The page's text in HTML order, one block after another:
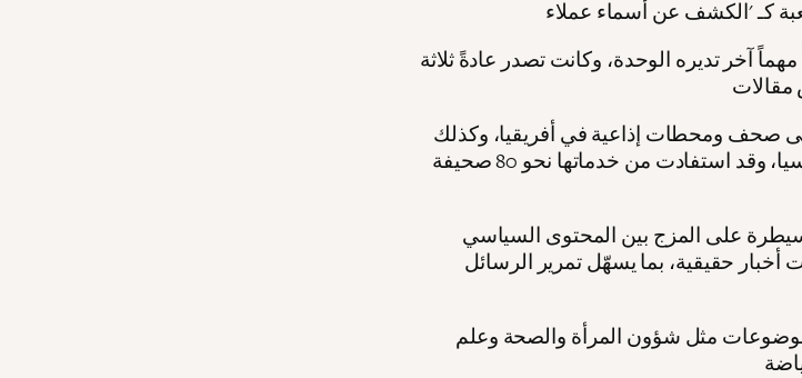
آخر تديره الوحدة، وكانت تصدر عادةً ثلاثة
صحف ومحطات إذاعية في أفريقيا، وكذلك
في الشرق الأوسط وبعض دول آسيا، وقد استفادت من خدماتها نحو 80 صحيفة
على المزج بين المحتوى السياسي
أخبار حقيقية، بما يسهّل تمرير الرسائل
موضوعات مثل شؤون المرأة والصحة وعلم